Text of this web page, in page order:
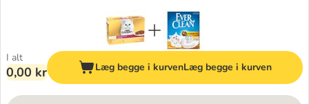
I alt
0,00 kr Læg begge i kurvenLæg begge i kurven